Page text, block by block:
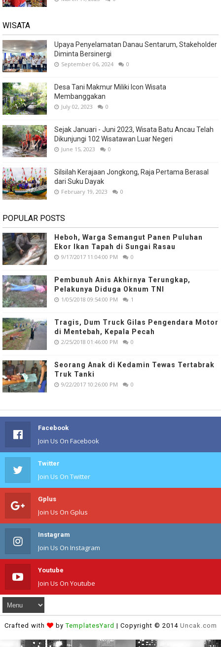
WISATA
Upaya Penyelamatan Danau Sentarum, Stakeholder
Diminta Bersinergi
September 06, 2024 0
Desa Tani Makmur Miliki Icon Wisata
Membanggakan
July 02, 2023 0
Sejak Januari - Juni 2023, Wisata Batu Ancau Telah
Dikunjungi 102 Wisatawan Luar Negeri
June 15, 2023 0
Silsilah Kerajaan Jongkong, Raja Pertama Berasal
dari Suku Dayak
February 19, 2023 0
POPULAR POSTS
Heboh, Warga Semangut Panen Puluhan
Ekor Ikan Tapah di Sungai Rasau
9/17/2017 11:04:00 PM 0
Pembunuh Anis Akhirnya Terungkap,
Pelakunya Diduga Oknum TNI
1/05/2018 09:54:00 PM 1
Tragis, Dum Truck Gilas Pengendara Motor
di Mentebah, Kepala Pecah
2/25/2018 01:46:00 PM 0
Seorang Anak di Kedamin Tewas Tertabrak
Truk Tanki
9/22/2017 10:26:00 PM 0
Facebook
Join Us On Facebook
Twitter
Join Us On Twitter
Gplus
Join Us On Gplus
Instagram
Join Us On Instagram
Youtube
Join Us On Youtube
Crafted with byTemplatesYard | Copyright © 2014 Uncak.com